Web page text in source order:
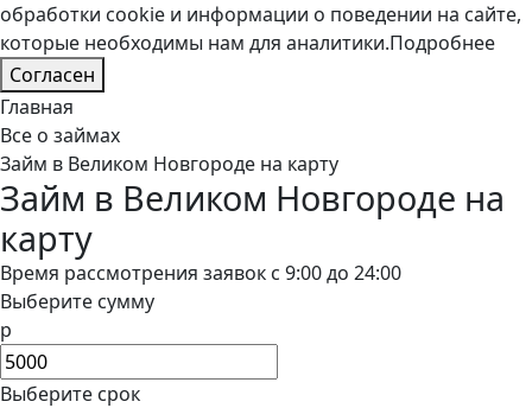
обработки cookie и информации о поведении на сайте,
которые необходимы нам для аналитики.Подробнее
Согласен
Главная
Все о займах
Займ в Великом Новгороде на карту
Займ в Великом Новгороде на
карту
Время рассмотрения заявок с 9:00 до 24:00
Выберите сумму
р
Выберите срок